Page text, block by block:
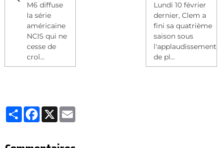
M6 diffuse
la série
américaine
NCIS qui ne
cesse de
croî...
Lundi 10 février
dernier, Clem a
fini sa quatrième
saison sous
l'applaudissement
de pl...
Partager
Facebook
X